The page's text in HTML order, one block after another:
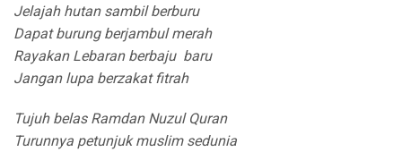
Jelajah hutan sambil berburu
Dapat burung berjambul merah
Rayakan Lebaran berbaju baru
Jangan lupa berzakat fitrah
Tujuh belas Ramdan Nuzul Quran
Turunnya petunjuk muslim sedunia